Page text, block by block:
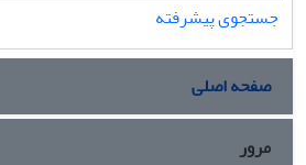
جستجوی پیشرفته
صفحه اصلی
مرور